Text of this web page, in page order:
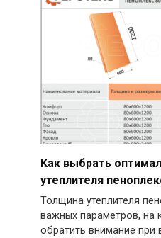
Как выбрать
утеплителя
Толщина утеплителя
важных параметров, на
обратить внимание при